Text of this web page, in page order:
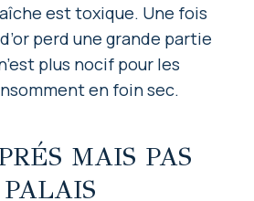
est toxique. Une fois
perd une grande partie
plus nocif pour les
en foin sec.
MAIS PAS